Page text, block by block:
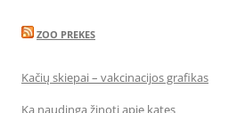
ZOO PREKES
Kačių skiepai – vakcinacijos grafikas
Ką naudinga žinoti apie kates